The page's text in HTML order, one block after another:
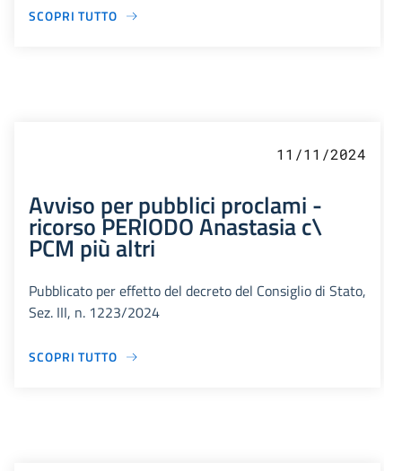
SCOPRI TUTTO
11/11/2024
Avviso per pubblici proclami -
ricorso PERIODO Anastasia c\
PCM più altri
Pubblicato per effetto del decreto del Consiglio di Stato,
Sez. III, n. 1223/2024
SCOPRI TUTTO